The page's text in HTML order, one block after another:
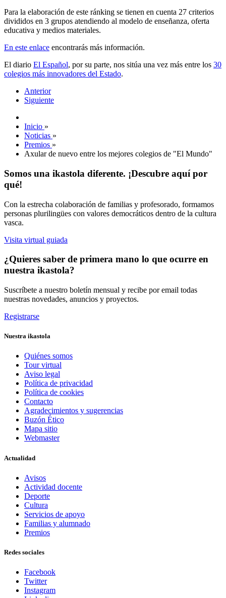
Para la elaboración de este ránking se tienen en cuenta 27 criterios
divididos en 3 grupos atendiendo al modelo de enseñanza, oferta
educativa y medios materiales.
En este enlace encontrarás más información.
El diario El Español, por su parte, nos sitúa una vez más entre los 30
colegios más innovadores del Estado.
Anterior
Siguiente
Inicio »
Noticias »
Premios »
Axular de nuevo entre los mejores colegios de "El Mundo"
Somos una ikastola diferente. ¡Descubre aquí por
qué!
Con la estrecha colaboración de familias y profesorado, formamos
personas plurilingües con valores democráticos dentro de la cultura
vasca.
Visita virtual guiada
¿Quieres saber de primera mano lo que ocurre en
nuestra ikastola?
Suscríbete a nuestro boletín mensual y recibe por email todas
nuestras novedades, anuncios y proyectos.
Registrarse
Nuestra ikastola
Quiénes somos
Tour virtual
Aviso legal
Política de privacidad
Política de cookies
Contacto
Agradecimientos y sugerencias
Buzón Ético
Mapa sitio
Webmaster
Actualidad
Avisos
Actividad docente
Deporte
Cultura
Servicios de apoyo
Familias y alumnado
Premios
Redes sociales
Facebook
Twitter
Instagram